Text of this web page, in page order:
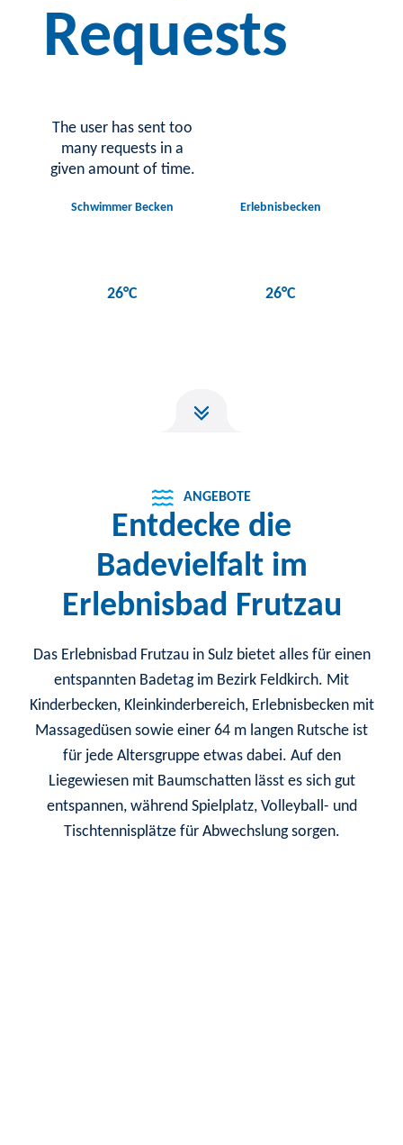
Requests
The user has sent too
many requests in a
given amount of time.
Schwimmer Becken
26°C
Erlebnisbecken
26°C
ANGEBOTE
Entdecke die
Badevielfalt im
Erlebnisbad Frutzau
Das Erlebnisbad Frutzau in Sulz bietet alles für einen
entspannten Badetag im Bezirk Feldkirch. Mit
Kinderbecken, Kleinkinderbereich, Erlebnisbecken mit
Massagedüsen sowie einer 64 m langen Rutsche ist
für jede Altersgruppe etwas dabei. Auf den
Liegewiesen mit Baumschatten lässt es sich gut
entspannen, während Spielplatz, Volleyball- und
Tischtennisplätze für Abwechslung sorgen.